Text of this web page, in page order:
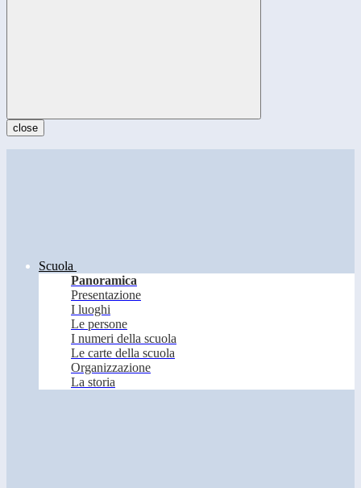
close
Scuola
Panoramica
Presentazione
I luoghi
Le persone
I numeri della scuola
Le carte della scuola
Organizzazione
La storia